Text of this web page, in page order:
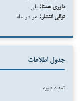
داوری همتا: بلی
توالی انتشار: هر دو ماه
جدول اطلاعات
تعداد دوره